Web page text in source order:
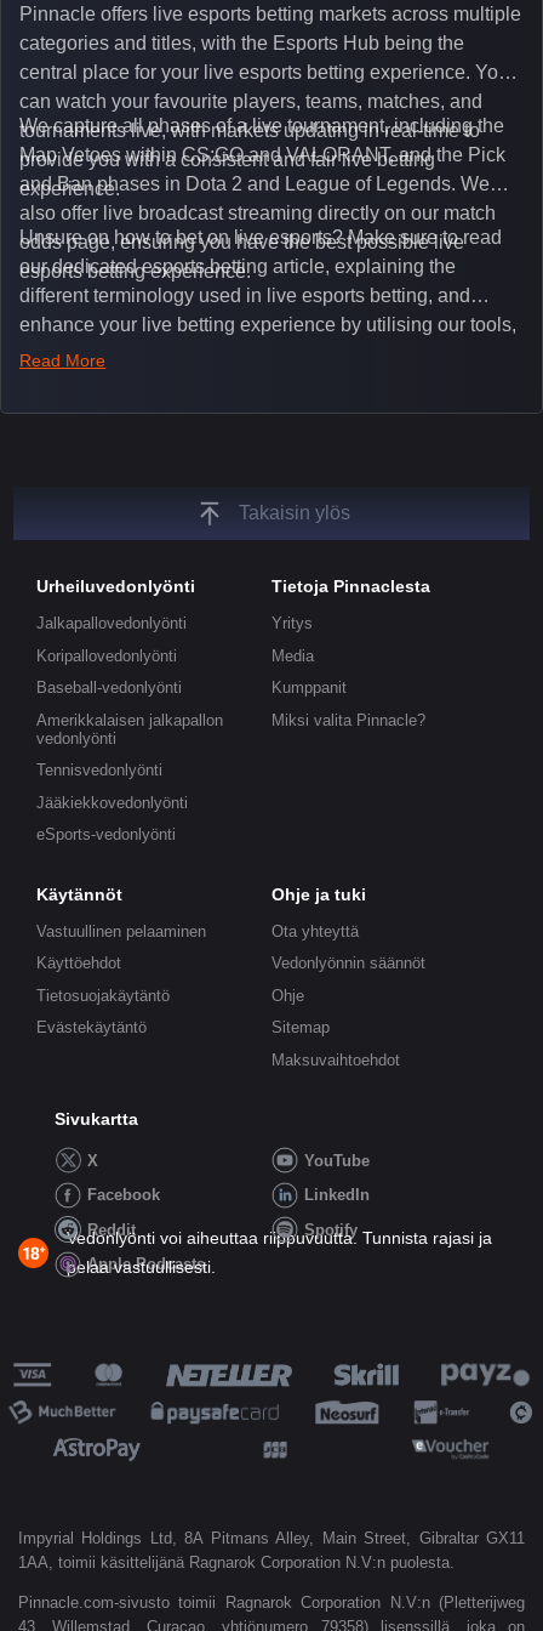
Pinnacle offers live esports betting markets across multiple
categories and titles, with the Esports Hub being the
central place for your live esports betting experience. You
can watch your favourite players, teams, matches, and
tournaments live, with markets updating in real-time to
provide you with a consistent and fair live betting
experience.
We capture all phases of a live tournament, including the
Map Vetoes within CS:GO and VALORANT, and the Pick
and Ban phases in Dota 2 and League of Legends. We
also offer live broadcast streaming directly on our match
odds page, ensuring you have the best possible live
esports betting experience.
Unsure on how to bet on live esports? Make sure to read
our dedicated esports betting article, explaining the
different terminology used in live esports betting, and
enhance your live betting experience by utilising our tools,
such as integrated live broadcasts, match and round
unique insights on the latest esports events.
Read More
Takaisin ylös
Urheiluvedonlyönti
Jalkapallovedonlyönti
Koripallovedonlyönti
Baseball-vedonlyönti
Amerikkalaisen jalkapallon
vedonlyönti
Tennisvedonlyönti
Jääkiekkovedonlyönti
eSports-vedonlyönti
Tietoja Pinnaclesta
Yritys
Media
Kumppanit
Miksi valita Pinnacle?
Käytännöt
Vastuullinen pelaaminen
Käyttöehdot
Tietosuojakäytäntö
Evästekäytäntö
Ohje ja tuki
Ota yhteyttä
Vedonlyönnin säännöt
Ohje
Sitemap
Maksuvaihtoehdot
Sivukartta
X
YouTube
Facebook
LinkedIn
Reddit
Spotify
Apple Podcasts
Vedonlyönti voi aiheuttaa riippuvuutta. Tunnista rajasi ja
pelaa vastuullisesti.
Impyrial Holdings Ltd, 8A Pitmans Alley, Main Street, Gibraltar GX11
1AA, toimii käsittelijänä Ragnarok Corporation N.V:n puolesta.
Pinnacle.com-sivusto toimii Ragnarok Corporation N.V:n (Pletterijweg
43, Willemstad, Curaçao, yhtiönumero 79358) lisenssillä, joka on